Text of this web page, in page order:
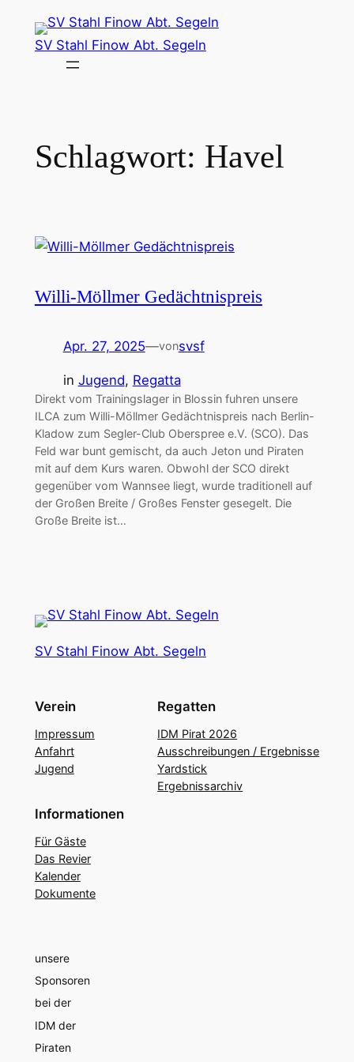
Inhalt
SV Stahl Finow Abt. Segeln
Schlagwort: Havel
Willi-Möllmer Gedächtnispreis
Apr. 27, 2025—vonsvsf
in Jugend, Regatta
Direkt vom Trainingslager in Blossin fuhren unsere
ILCA zum Willi-Möllmer Gedächtnispreis nach Berlin-
Kladow zum Segler-Club Oberspree e.V. (SCO). Das
Feld war bunt gemischt, da auch Jeton und Piraten
mit auf dem Kurs waren. Obwohl der SCO direkt
gegenüber vom Wannsee liegt, wurde traditionell auf
der Großen Breite / Großes Fenster gesegelt. Die
Große Breite ist…
SV Stahl Finow Abt. Segeln
Verein
Impressum
Anfahrt
Jugend
Regatten
IDM Pirat 2026
Ausschreibungen / Ergebnisse
Yardstick
Ergebnissarchiv
Informationen
Für Gäste
Das Revier
Kalender
Dokumente
unsere
Sponsoren
bei der
IDM der
Piraten